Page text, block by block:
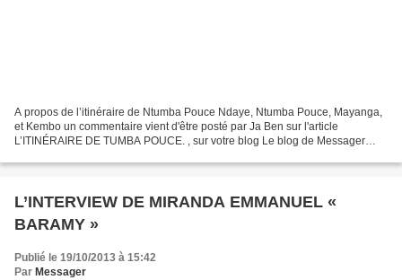
A propos de l’itinéraire de Ntumba Pouce Ndaye, Ntumba Pouce, Mayanga,
et Kembo un commentaire vient d'être posté par Ja Ben sur l'article
L’ITINÉRAIRE DE TUMBA POUCE. , sur votre blog Le blog de Messager
L’INTERVIEW DE MIRANDA EMMANUEL «
BARAMY »
Publié le 19/10/2013 à 15:42
Par Messager